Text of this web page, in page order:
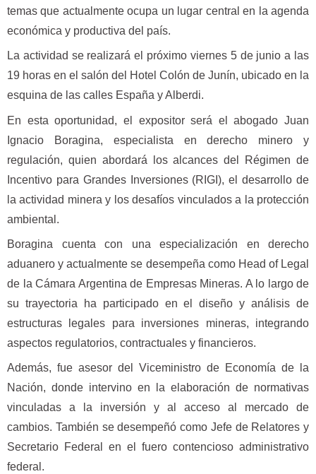
temas que actualmente ocupa un lugar central en la agenda
económica y productiva del país.
La actividad se realizará el próximo viernes 5 de junio a las
19 horas en el salón del Hotel Colón de Junín, ubicado en la
esquina de las calles España y Alberdi.
En esta oportunidad, el expositor será el abogado Juan
Ignacio Boragina, especialista en derecho minero y
regulación, quien abordará los alcances del Régimen de
Incentivo para Grandes Inversiones (RIGI), el desarrollo de
la actividad minera y los desafíos vinculados a la protección
ambiental.
Boragina cuenta con una especialización en derecho
aduanero y actualmente se desempeña como Head of Legal
de la Cámara Argentina de Empresas Mineras. A lo largo de
su trayectoria ha participado en el diseño y análisis de
estructuras legales para inversiones mineras, integrando
aspectos regulatorios, contractuales y financieros.
Además, fue asesor del Viceministro de Economía de la
Nación, donde intervino en la elaboración de normativas
vinculadas a la inversión y al acceso al mercado de
cambios. También se desempeñó como Jefe de Relatores y
Secretario Federal en el fuero contencioso administrativo
federal.